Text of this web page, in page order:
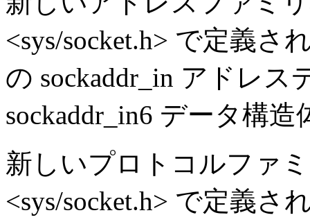
<sys/socket.h> で定義さ
の sockaddr_in アドレス
sockaddr_in6 データ構
新しいプロトコルファ
<sys/socket.h> で定義